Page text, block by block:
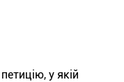
у якій